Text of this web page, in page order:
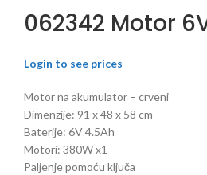
062342 Motor
Login to see prices
Motor na akumulator – crveni
Dimenzije: 91 x 48 x 58 cm
Baterije: 6V 4.5Ah
Motori: 380W x1
Paljenje pomoću ključa